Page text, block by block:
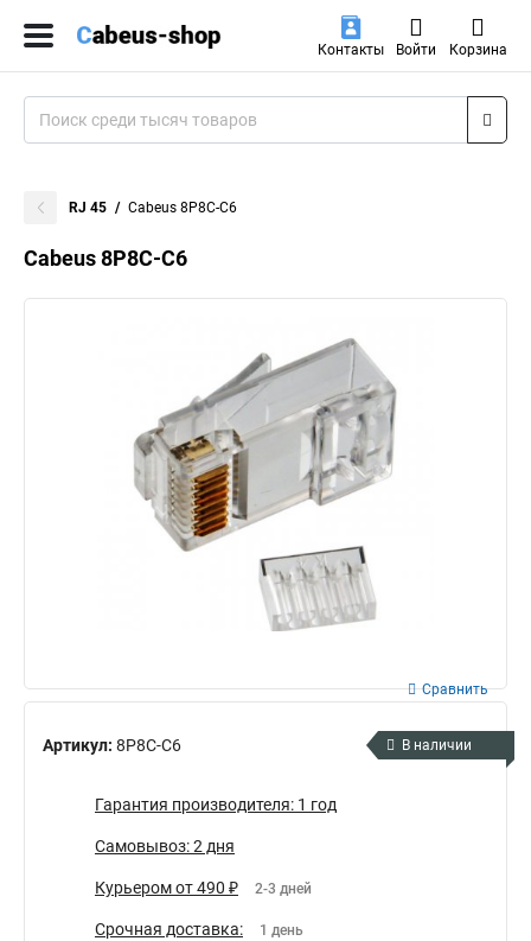
Контакты Войти Корзина
RJ 45 Cabeus 8P8C-C6
Cabeus 8P8C-C6
Артикул: 8P8C-C6
Сравнить
В наличии
Гарантия производителя: 1 год
Самовывоз: 2 дня
Курьером от 490 ₽ 2-3 дней
Срочная доставка: 1 день